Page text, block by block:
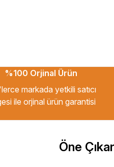
ederim.
ederim.
%100 Orjinal Ürün
markada yetkili satıcı
ile orjinal ürün garantisi
Öne